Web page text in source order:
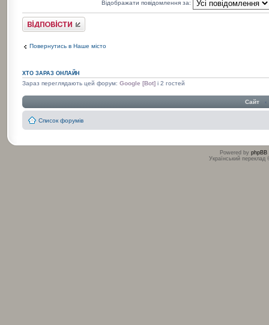
Відображати повідомлення за:
Відповісти
Повернутись в Наше місто
ХТО ЗАРАЗ ОНЛАЙН
Зараз переглядають цей форум: Google [Bot]і 2 гостей
Сайт ‹
Список форумів
Powered by phpBB
Український